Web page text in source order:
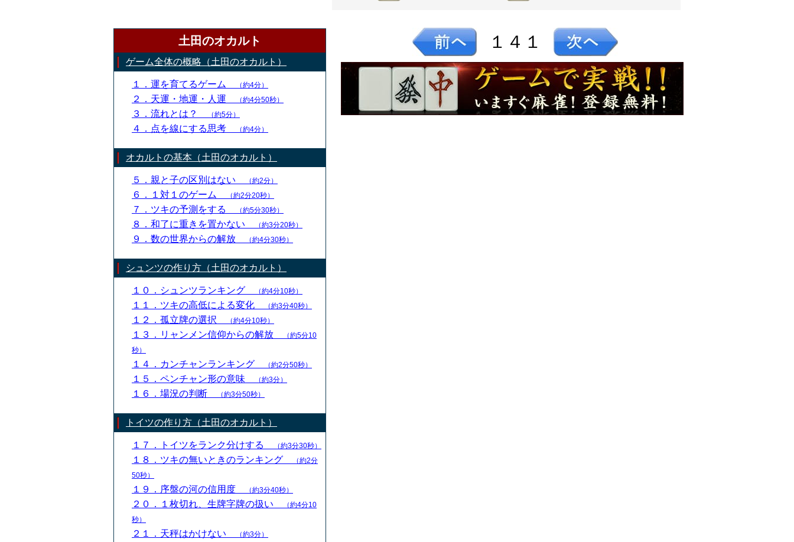
土田のオカルト
ゲーム全体の概略（土田のオカルト）
１．運を育てるゲーム （約4分）
２．天運・地運・人運 （約4分50秒）
３．流れとは？ （約5分）
４．点を線にする思考 （約4分）
オカルトの基本（土田のオカルト）
５．親と子の区別はない （約2分）
６．１対１のゲーム （約2分20秒）
７．ツキの予測をする （約5分30秒）
８．和了に重きを置かない （約3分20秒）
９．数の世界からの解放 （約4分30秒）
シュンツの作り方（土田のオカルト）
１０．シュンツランキング （約4分10秒）
１１．ツキの高低による変化 （約3分40秒）
１２．孤立牌の選択 （約4分10秒）
１３．リャンメン信仰からの解放
（約5分10
秒）
１４．カンチャンランキング （約2分50秒）
１５．ペンチャン形の意味 （約3分）
１６．場況の判断 （約3分50秒）
トイツの作り方（土田のオカルト）
１７．トイツをランク分けする （約3分30秒）
１８．ツキの無いときのランキング
（約2分
50秒）
１９．序盤の河の信用度 （約3分40秒）
２０．１枚切れ、生牌字牌の扱い
（約4分10
秒）
２１．天秤はかけない （約3分）
１４１